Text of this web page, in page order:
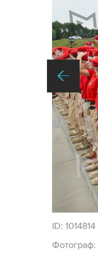
ID: 1014814
Фотограф: